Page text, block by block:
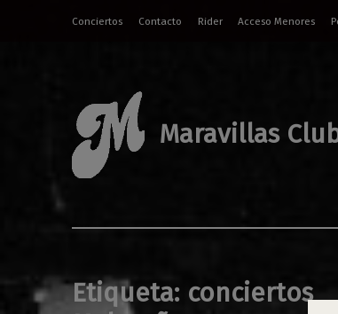
Conciertos
Contacto Rider Acceso Menores
Maravillas
Etiqueta: conciertos